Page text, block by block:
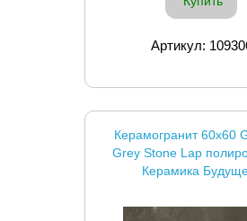
Артикул:
Керамогранит 60x60
Grey Stone Lap
Керамика